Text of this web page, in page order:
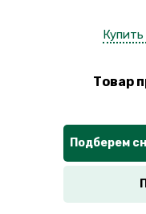
Товар
Подберем